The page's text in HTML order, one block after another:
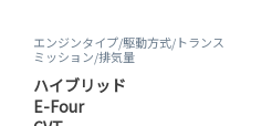
エンジンタイプ/駆動方式/トランス
ミッション/排気量
ハイブリッド
E-Four